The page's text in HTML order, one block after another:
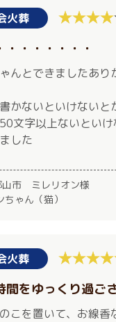
火葬
・・・・・・・
んとできましたあり
かないといけない
文字以上ないとい
した
山市 ミレリオン様
ゃん（猫）
火葬
間をゆっくり過ご
こを置いて、お線